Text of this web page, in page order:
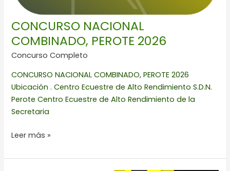
CONCURSO NACIONAL
COMBINADO, PEROTE 2026
Concurso Completo
CONCURSO NACIONAL COMBINADO, PEROTE 2026
Ubicación . Centro Ecuestre de Alto Rendimiento S.D.N.
Perote Centro Ecuestre de Alto Rendimiento de la
Secretaria
Leer más »